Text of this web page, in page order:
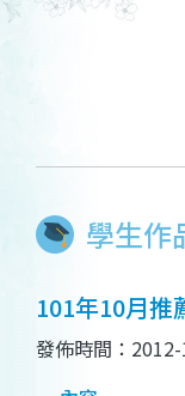
學生作
101年10月推
發佈時間：